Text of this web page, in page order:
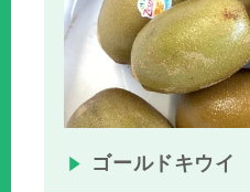
ゴールドキウイ